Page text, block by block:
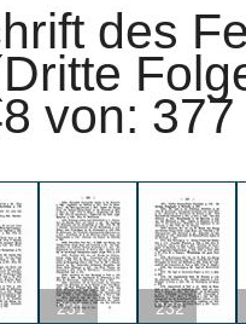
des
von:
231 232